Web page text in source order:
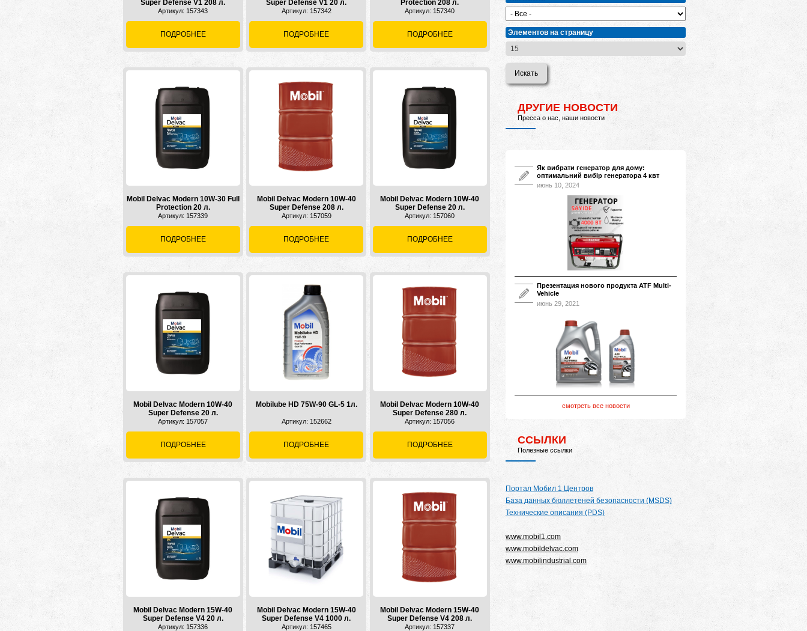
Элементов на страницу
ДРУГИЕ НОВОСТИ
Пресса о нас, наши новости
Як вибрати генератор для дому:
оптимальний вибір генератора 4 квт
июнь 10, 2024
Презентация нового продукта ATF Multi-
Vehicle
июнь 29, 2021
смотреть все новости
ССЫЛКИ
Полезные ссылки
Портал Мобил 1 Центров
База данных бюллетеней безопасности (MSDS)
Технические описания (PDS)
www.mobil1.com
www.mobildelvac.com
www.mobilindustrial.com
Super Defense V1 208 л.
Артикул: 157343
ПОДРОБНЕЕ
Super Defense V1 20 л.
Артикул: 157342
ПОДРОБНЕЕ
Protection 208 л.
Артикул: 157340
ПОДРОБНЕЕ
Mobil Delvac Modern 10W-30 Full
Protection 20 л.
Артикул: 157339
ПОДРОБНЕЕ
Mobil Delvac Modern 10W-40
Super Defense 208 л.
Артикул: 157059
ПОДРОБНЕЕ
Mobil Delvac Modern 10W-40
Super Defense 20 л.
Артикул: 157060
ПОДРОБНЕЕ
Mobil Delvac Modern 10W-40
Super Defense 20 л.
Артикул: 157057
ПОДРОБНЕЕ
Mobilube HD 75W-90 GL-5 1л.
Артикул: 152662
ПОДРОБНЕЕ
Mobil Delvac Modern 10W-40
Super Defense 280 л.
Артикул: 157056
ПОДРОБНЕЕ
Mobil Delvac Modern 15W-40
Super Defense V4 20 л.
Артикул: 157336
Mobil Delvac Modern 15W-40
Super Defense V4 1000 л.
Артикул: 157465
Mobil Delvac Modern 15W-40
Super Defense V4 208 л.
Артикул: 157337